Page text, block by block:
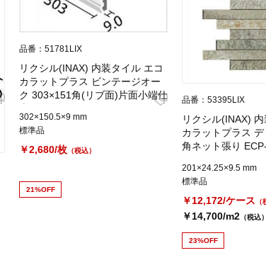
品番：51781LIX
リクシル(INAX) 内装タイル エコ
カラットプラス ビンテージオー
ク 303×151角(リブ面)片面小端仕
3151T/OAK4AN(R)
302×150.5×9 mm
標準品
￥2,680/枚 （税込）
21%OFF
品番：53395LIX
リクシル(INAX)
カラットプラス
角ネット張り ECP-
201×24.25×9.5 mm
標準品
￥12,172/ケース （
￥14,700/m2 （税込）
23%OFF